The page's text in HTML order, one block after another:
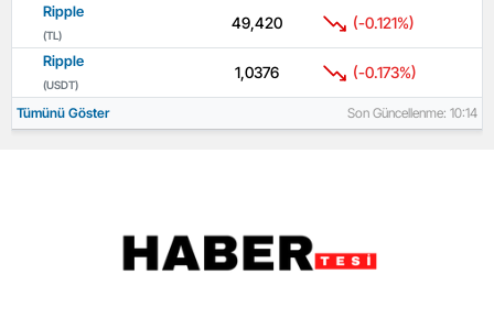
Ripple
(TL)
49,420 (-0.121%)
Ripple
(USDT)
1,0376 (-0.173%)
Tümünü Göster Son Güncellenme: 10:14